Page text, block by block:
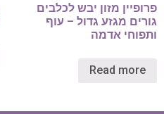
פרופיין מזון יבש לכלבים
גורים מגזע גדול – עוף
ותפוחי אדמה
Read more